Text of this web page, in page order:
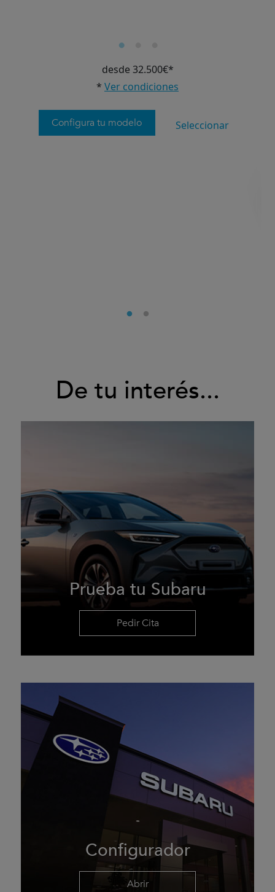
desde 32.500€*
* Ver condiciones
Configura tu modelo Seleccionar
De tu interés...
Prueba tu Subaru
Pedir Cita
Configurador
Abrir